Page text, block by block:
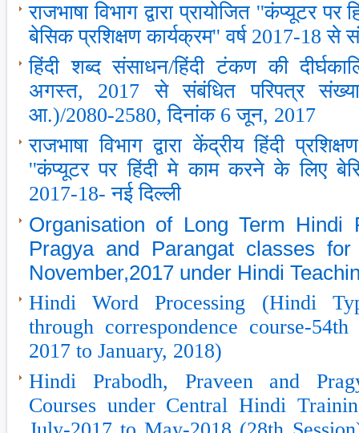
राजभाषा विभाग द्वारा प्रायोजित ''कंप्‍यूटर
बेसिक प्रशिक्षण कार्यक्रम'' वर्ष 2017-18 से
हिंदी शब्‍द संसाधन/हिंदी टंकण की
अगस्‍त, 2017 से संबंधित परिपत्र
आ.)/2080-2580, दिनांक 6 जून, 2017
राजभाषा विभाग द्वारा केंद्रीय हिंदी
''कंप्‍यूटर पर हिंदी मे काम करने के लिए
2017-18- नई दिल्‍ली
Organisation of Long Term Hindi
Pragya and Parangat classes
November,2017 under Hindi
Hindi Word Processing (Hindi
through correspondence course-
2017 to January, 2018)
Hindi Prabodh, Praveen and
Courses under Central Hindi